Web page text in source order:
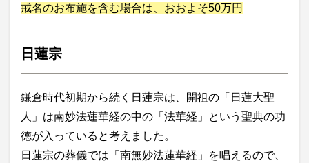
戒名のお布施を含む場合は、おおよそ50万円
日蓮宗
鎌倉時代初期から続く日蓮宗は、開祖の「日蓮大聖
人」は南妙法蓮華経の中の「法華経」という聖典の功
徳が入っていると考えました。
日蓮宗の葬儀では「南無妙法蓮華経」を唱えるので、